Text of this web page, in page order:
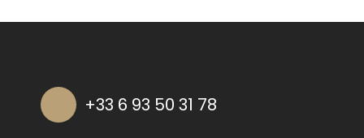
+33 6 93 50 31 78